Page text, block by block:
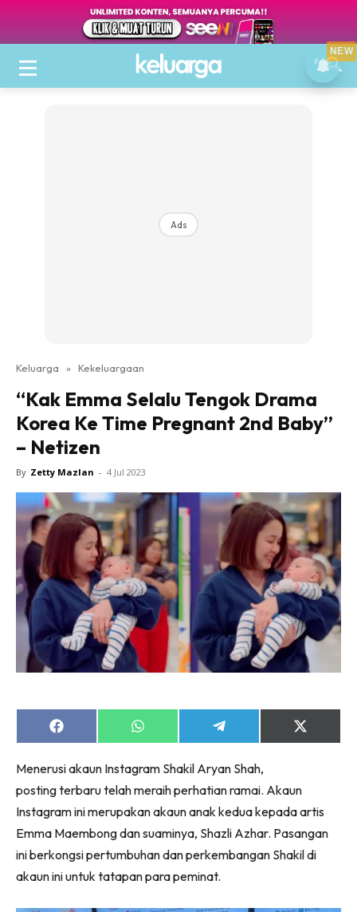
Ads
Keluarga » Kekeluargaan
“Kak Emma Selalu Tengok Drama
Korea Ke Time Pregnant 2nd Baby”
– Netizen
By Zetty Mazlan - 4 Jul 2023
Share
on
Share
on
Share
on
Share
on
Menerusi akaun Instagram Shakil Aryan Shah,
posting terbaru telah meraih perhatian ramai. Akaun
Instagram ini merupakan akaun anak kedua kepada artis
Emma Maembong dan suaminya, Shazli Azhar. Pasangan
ini berkongsi pertumbuhan dan perkembangan Shakil di
akaun ini untuk tatapan para peminat.
NEW